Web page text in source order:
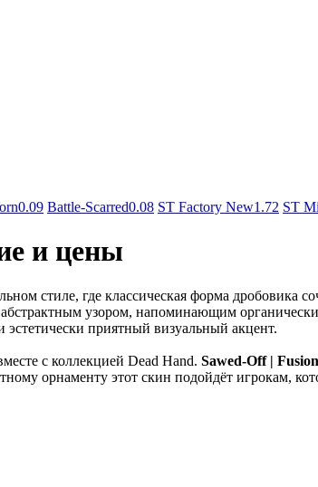
0.09 Battle-Scarred0.08 ST Factory New1.72 ST
и цены
стиле, где классическая форма дробовика
узором, напоминающим
эстетически приятный визуальный акцент.
с коллекцией Dead Hand. Sawed-Off | Fusion
орнаменту этот скин подойдёт игрокам,